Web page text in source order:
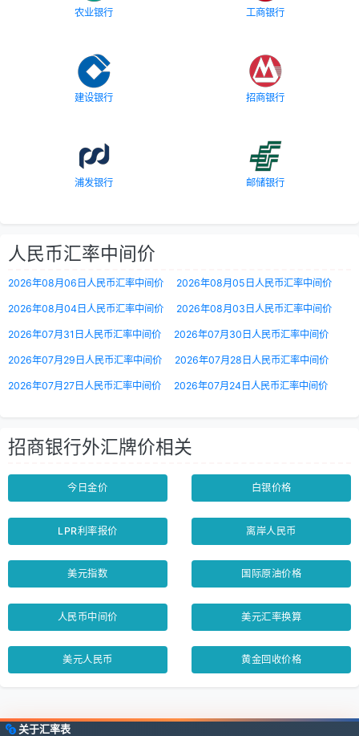
农业银行 工商银行
建设银行 招商银行
浦发银行 邮储银行
人民币汇率中间价
2026年08月06日人民币汇率中间价 2026年08月05日人民币汇率中间价
2026年08月04日人民币汇率中间价 2026年08月03日人民币汇率中间价
2026年07月31日人民币汇率中间价 2026年07月30日人民币汇率中间价
2026年07月29日人民币汇率中间价 2026年07月28日人民币汇率中间价
2026年07月27日人民币汇率中间价 2026年07月24日人民币汇率中间价
招商银行外汇牌价相关
今日金价 白银价格
LPR利率报价 离岸人民币
美元指数 国际原油价格
人民币中间价 美元汇率换算
美元人民币 黄金回收价格
关于汇率表